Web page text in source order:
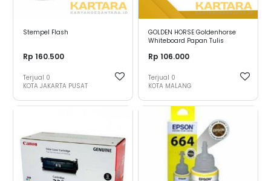
Stempel Flash
Rp 160.500
Terjual 0
KOTA JAKARTA PUSAT
GOLDEN HORSE Goldenhorse
Whiteboard Papan Tulis
cm
Rp 106.000
Terjual 0
KOTA MALANG